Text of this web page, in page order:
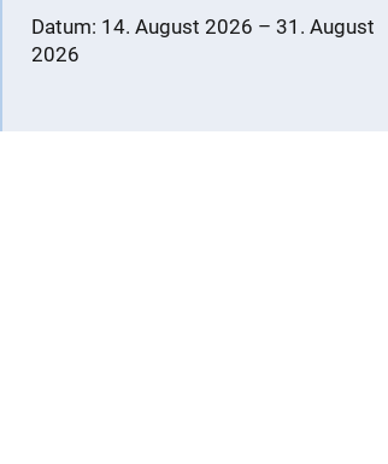
Datum: 14. August 2026 – 31. August
2026